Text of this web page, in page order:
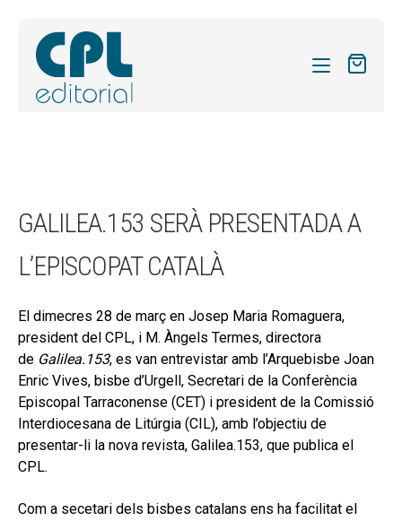
el
FORMES
SOBRE NOSALTRES
ACTUALITAT
BLOG
el
menú
CONTACTE
EL MEU COMPTE
CERCAR
GALILEA.153 SERÀ PRESENTADA A
L’EPISCOPAT CATALÀ
El dimecres 28 de març en Josep Maria Romaguera,
president del CPL, i M. Àngels Termes, directora
de Galilea.153, es van entrevistar amb l’Arquebisbe Joan
Enric Vives, bisbe d’Urgell, Secretari de la Conferència
Episcopal Tarraconense (CET) i president de la Comissió
Interdiocesana de Litúrgia (CIL), amb l’objectiu de
presentar-li la nova revista, Galilea.153, que publica el
CPL.
Com a secetari dels bisbes catalans ens ha facilitat el